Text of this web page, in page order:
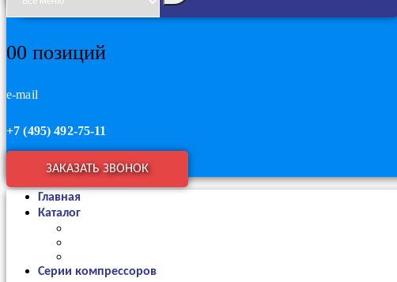
00 позиций
e-mail
+7 (495) 492-75-11
ЗАКАЗАТЬ ЗВОНОК
Главная
Каталог
Серии компрессоров